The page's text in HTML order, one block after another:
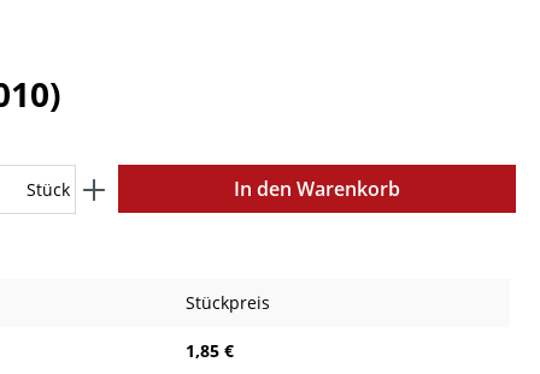
Stück In den Warenkorb
Stückpreis
1,85 €